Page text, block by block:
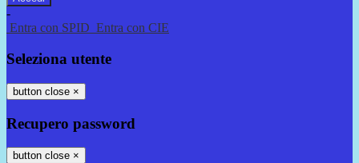
-
Entra con SPID Entra con CIE
Seleziona utente
button close ×
Recupero password
button close ×